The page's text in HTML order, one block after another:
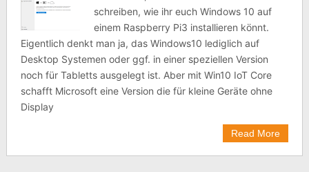
schreiben, wie ihr euch Windows 10 auf
einem Raspberry Pi3 installieren könnt.
Eigentlich denkt man ja, das Windows10 lediglich auf
Desktop Systemen oder ggf. in einer speziellen Version
noch für Tabletts ausgelegt ist. Aber mit Win10 IoT Core
schafft Microsoft eine Version die für kleine Geräte ohne
Display
Read More